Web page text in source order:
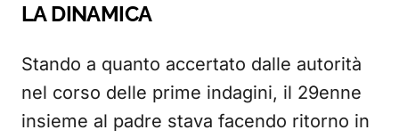
LA DINAMICA
Stando a quanto accertato dalle autorità
nel corso delle prime indagini, il 29enne
insieme al padre stava facendo ritorno in